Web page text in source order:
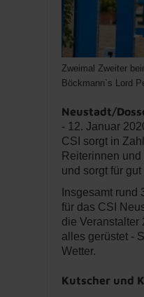
Zweimal Zweiter
Böckmann`s Lord
Neustadt/
- 12. Januar
CSI sorgt in
Reiterinnen
und sorgt für
Insgesamt
für das CSI
die Veranstalter
alles gerüstet -
Wetter.
Kutscher und